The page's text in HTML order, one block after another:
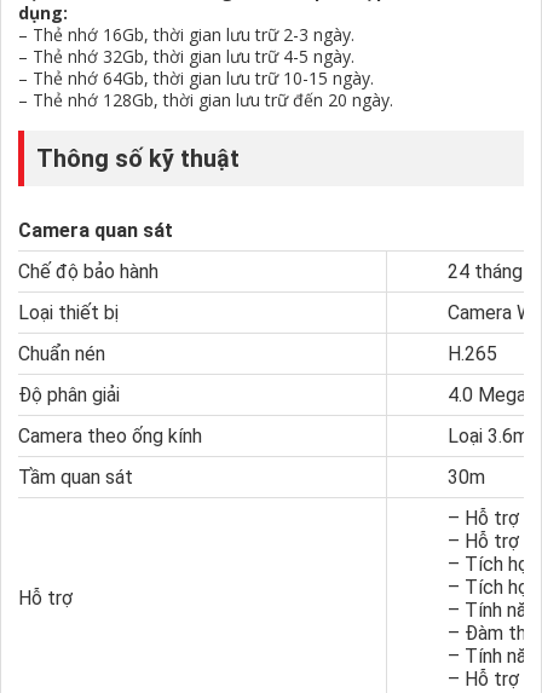
dụng:
– Thẻ nhớ 16Gb, thời gian lưu trữ 2-3 ngày.
– Thẻ nhớ 32Gb, thời gian lưu trữ 4-5 ngày.
– Thẻ nhớ 64Gb, thời gian lưu trữ 10-15 ngày.
– Thẻ nhớ 128Gb, thời gian lưu trữ đến 20 ngày.
Thông số kỹ thuật
Camera quan sát
Chế độ bảo hành
24 tháng
Loại thiết bị
Camera
Chuẩn nén
H.265
Độ phân giải
4.0
Camera theo ống kính
Loại
Tầm quan sát
30m
Hỗ trợ
– Hỗ trợ
– Hỗ trợ
– Tích
– Tích
– Tính
– Đàm
– Tính
– Hỗ trợ